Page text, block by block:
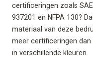
certificeringen zoals
937201 en NFPA 130?
materiaal van deze
meer certificeringen dan
in verschillende kleuren.